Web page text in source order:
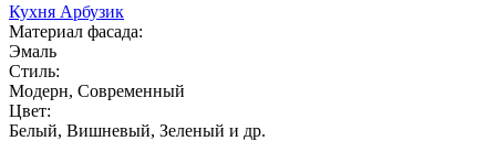
Кухня Арбузик
Материал фасада:
Эмаль
Стиль:
Модерн, Современный
Цвет:
Белый, Вишневый, Зеленый и др.